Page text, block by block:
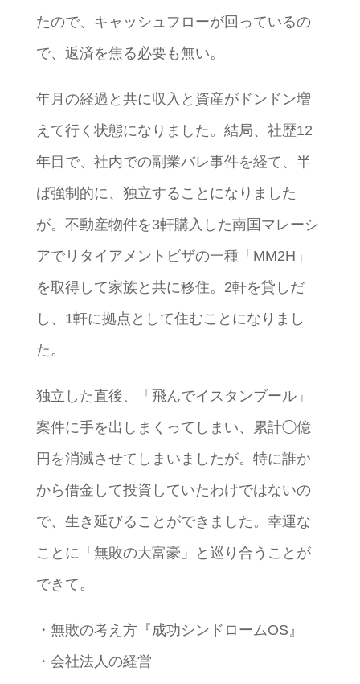
たので、キャッシュフローが回っているの
で、返済を焦る必要も無い。
年月の経過と共に収入と資産がドンドン増
えて行く状態になりました。結局、社歴12
年目で、社内での副業バレ事件を経て、半
ば強制的に、独立することになりました
が。不動産物件を3軒購入した南国マレーシ
アでリタイアメントビザの一種「MM2H」
を取得して家族と共に移住。2軒を貸しだ
し、1軒に拠点として住むことになりまし
た。
独立した直後、「飛んでイスタンブール」
案件に手を出しまくってしまい、累計◯億
円を消滅させてしまいましたが。特に誰か
から借金して投資していたわけではないの
で、生き延びることができました。幸運な
ことに「無敗の大富豪」と巡り合うことが
できて。
・無敗の考え方『成功シンドロームOS』
・会社法人の経営